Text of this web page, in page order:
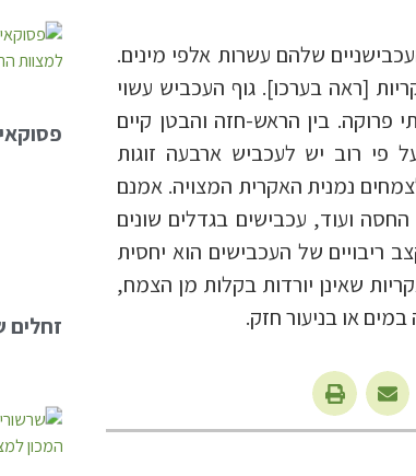
שלהם עשרות אלפי מינים.
[ראה בערכו]. גוף העכביש עשוי
פרוקה. בין הראש-חזה והבטן קיים
פי רוב יש לעכביש ארבעה זוגות
נמנית האקרית המצויה. אמנם
החסה ועוד, עכבישים בגדלים שונים
ומעלה. קצב ריבויים של העכבישים הוא יחסית
שאינן יורדות בקלות מן הצמח,
או בניעור חזק.
זחלים